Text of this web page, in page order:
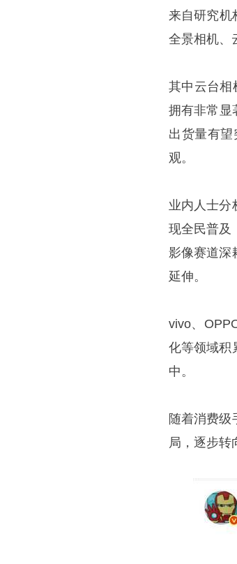
来自研究机
全景相机、
其中云台相
拥有非常显
出货量有
观。
业内人士分
现全民普及
影像赛道深
延伸。
vivo、
化等领域积
中。
随着消费级
局，逐步转